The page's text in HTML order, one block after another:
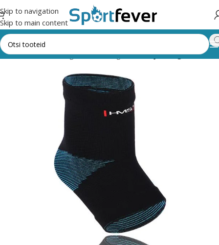
Skip to navigation
Skip to main content
Muud vahendid Tugisidemed Tugisidemed Jala tugisidemed